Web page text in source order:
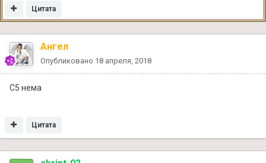
Цитата
Ангел
Опубликовано 18 апреля, 2018
С5 нема
Цитата